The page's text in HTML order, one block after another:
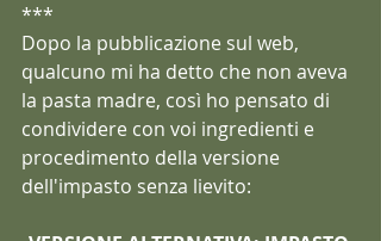
***
Dopo la pubblicazione sul web,
qualcuno mi ha detto che non aveva
la pasta madre, così ho pensato di
condividere con voi ingredienti e
procedimento della versione
dell'impasto senza lievito: